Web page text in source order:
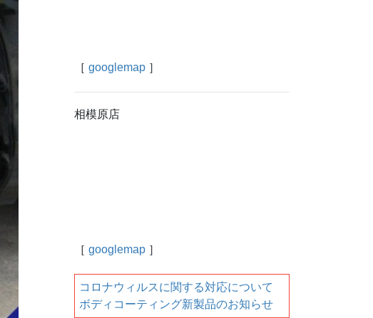
［googlemap ］
相模原店
［googlemap ］
コロナウィルスに関する対応について
ボディコーティング新製品のお知らせ